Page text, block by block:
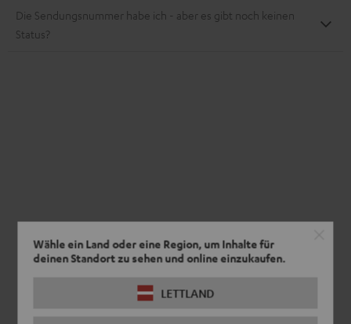
Wähle ein Land oder eine Region, um Inhalte für
deinen Standort zu sehen und online einzukaufen.
LETTLAND
Die Sendungsnummer habe ich - aber es gibt noch keinen
Status?